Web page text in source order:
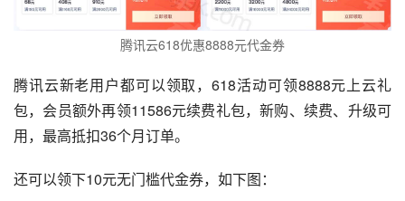
腾讯云618优惠8888元代金券
腾讯云新老用户都可以领取，618活动可领8888元上云礼
包，会员额外再领11586元续费礼包，新购、续费、升级可
用，最高抵扣36个月订单。
还可以领下10元无门槛代金券，如下图：